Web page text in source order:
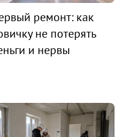
ремонт: как
не потерять
и нервы